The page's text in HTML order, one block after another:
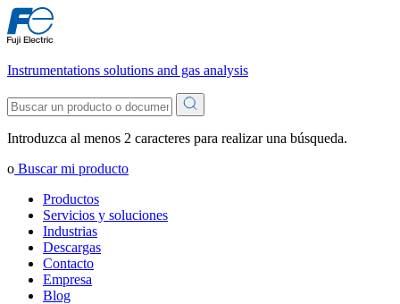
Instrumentations solutions and gas analysis
Introduzca al menos 2 caracteres para realizar una búsqueda.
o Buscar mi producto
Productos
Servicios y soluciones
Industrias
Descargas
Contacto
Empresa
Blog